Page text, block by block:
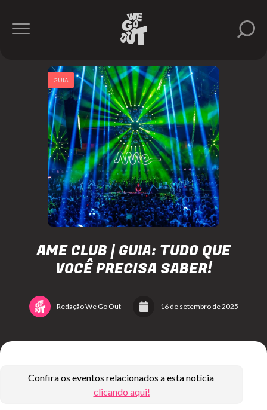
AME CLUB | GUIA: TUDO QUE
VOCÊ PRECISA SABER!
Redação We Go Out 16 de setembro de 2025
GUIA
Confira os eventos relacionados a esta notícia
clicando aqui!